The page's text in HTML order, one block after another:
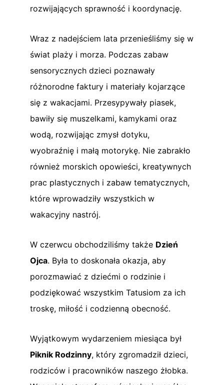
rozwijających sprawność i koordynację.
Wraz z nadejściem lata przenieśliśmy się w
świat plaży i morza. Podczas zabaw
sensorycznych dzieci poznawały
różnorodne faktury i materiały kojarzące
się z wakacjami. Przesypywały piasek,
bawiły się muszelkami, kamykami oraz
wodą, rozwijając zmysł dotyku,
wyobraźnię i małą motorykę. Nie zabrakło
również morskich opowieści, kreatywnych
prac plastycznych i zabaw tematycznych,
które wprowadziły wszystkich w
wakacyjny nastrój.
W czerwcu obchodziliśmy także Dzień
Ojca. Była to doskonała okazja, aby
porozmawiać z dziećmi o rodzinie i
podziękować wszystkim Tatusiom za ich
troskę, miłość i codzienną obecność.
Wyjątkowym wydarzeniem miesiąca był
Piknik Rodzinny, który zgromadził dzieci,
rodziców i pracowników naszego żłobka.